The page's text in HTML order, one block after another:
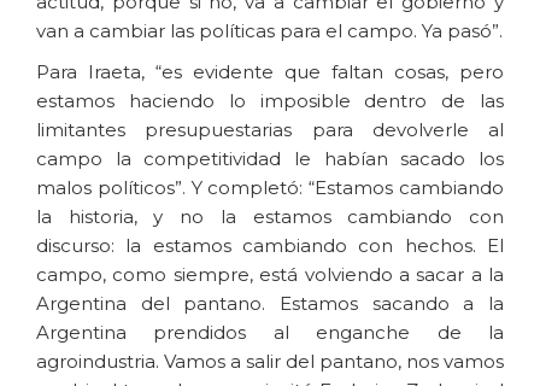
van a cambiar las políticas para el campo. Ya pasó”.
Para Iraeta, “es evidente que faltan cosas, pero
estamos haciendo lo imposible dentro de las
limitantes presupuestarias para devolverle al
campo la competitividad le habían sacado los
malos políticos”. Y completó: “Estamos cambiando
la historia, y no la estamos cambiando con
discurso: la estamos cambiando con hechos. El
campo, como siempre, está volviendo a sacar a la
Argentina del pantano. Estamos sacando a la
Argentina prendidos al enganche de la
agroindustria. Vamos a salir del pantano, nos vamos